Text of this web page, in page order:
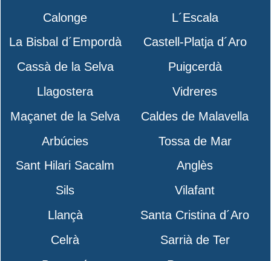
Calonge
L´Escala
La Bisbal d´Empordà
Castell-Platja d´Aro
Cassà de la Selva
Puigcerdà
Llagostera
Vidreres
Maçanet de la Selva
Caldes de Malavella
Arbúcies
Tossa de Mar
Sant Hilari Sacalm
Anglès
Sils
Vilafant
Llançà
Santa Cristina d´Aro
Celrà
Sarrià de Ter